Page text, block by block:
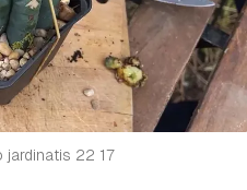
22 17